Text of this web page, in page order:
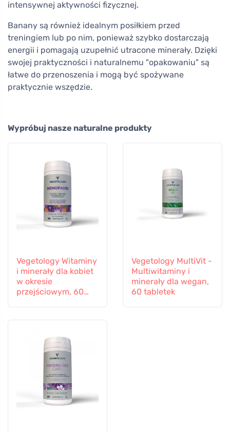
intensywnej aktywności fizycznej.
Banany są również idealnym posiłkiem przed
treningiem lub po nim, ponieważ szybko dostarczają
energii i pomagają uzupełnić utracone minerały. Dzięki
swojej praktyczności i naturalnemu "opakowaniu" są
łatwe do przenoszenia i mogą być spożywane
praktycznie wszędzie.
Wypróbuj nasze naturalne produkty
Vegetology Witaminy
i minerały dla kobiet
w okresie
przejściowym, 60
Vegetology MultiVit -
Multiwitaminy i
minerały dla wegan,
60 tabletek